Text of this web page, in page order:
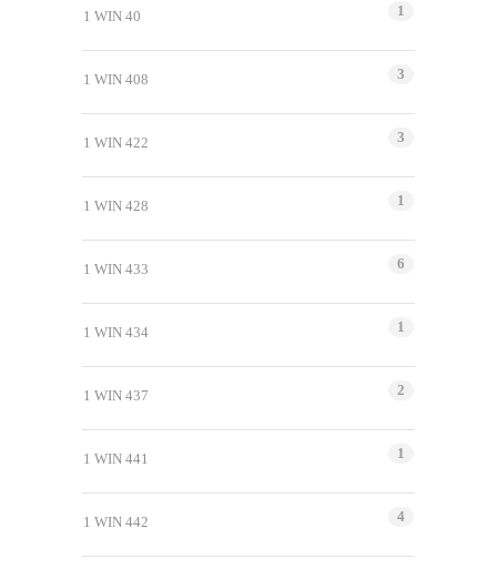
1 WIN 40 1
1 WIN 408 3
1 WIN 422 3
1 WIN 428 1
1 WIN 433 6
1 WIN 434 1
1 WIN 437 2
1 WIN 441 1
1 WIN 442 4